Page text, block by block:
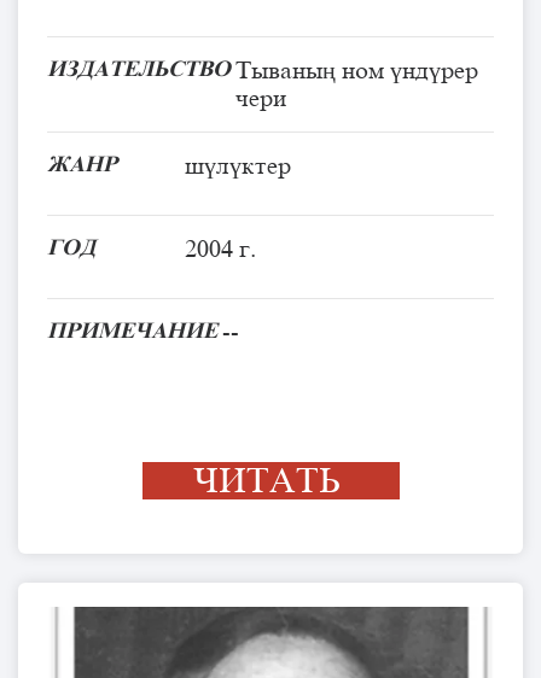
ИЗДАТЕЛЬСТВО Тываның ном үндүрер
чери
ЖАНР шүлүктер
ГОД 2004 г.
ПРИМЕЧАНИЕ --
ЧИТАТЬ